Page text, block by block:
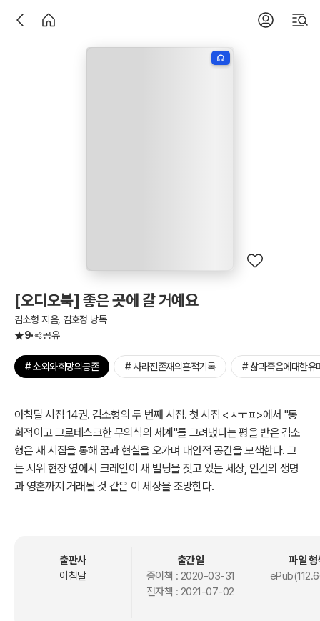
[오디오북] 좋은 곳에 갈 거예요
김소형 지음, 김호정 낭독
9
공유
# 소외와희망의공존 # 사라진존재의흔적기록 # 삶과죽음에대한유
아침달 시집 14권. 김소형의 두 번째 시집. 첫 시집 <ㅅㅜㅍ>에서 "동
화적이고 그로테스크한 무의식의 세계"를 그려냈다는 평을 받은 김소
형은 새 시집을 통해 꿈과 현실을 오가며 대안적 공간을 모색한다. 그
는 시위 현장 옆에서 크레인이 새 빌딩을 짓고 있는 세상, 인간의 생명
과 영혼까지 거래될 것 같은 이 세상을 조망한다.
갈 뿐이지만 "오늘은 좋은 곳에 갈 거"라고 희망차게 말하는 아이들을
통해, 출퇴근길 가방에서 굴러다니던 빵 한 조각의 발견을 통해 그는
여기 아닌 더 좋은 곳을, 더 나은 미래를 상상한다. "우리는 달라졌다는
출판사
아침달
출간일
종이책 : 2020-03-31
전자책 : 2021-07-02
파일 형